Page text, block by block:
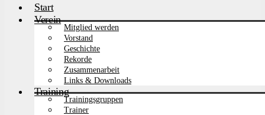
Start
Verein
Mitglied werden
Vorstand
Geschichte
Rekorde
Zusammenarbeit
Links & Downloads
Training
Trainingsgruppen
Trainer